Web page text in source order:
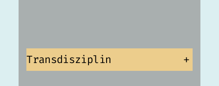
Transdisziplin +